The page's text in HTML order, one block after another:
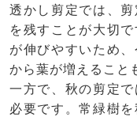
透かし剪定では、
を残すことが大切
が伸びやすいため
から葉が増えること
一方で、秋の剪定
必要です。常緑樹